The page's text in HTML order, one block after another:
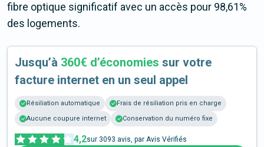
fibre optique significatif avec un accès pour 98,61%
des logements.
Jusqu’à 360€ d’économies sur votre
facture internet en un seul appel
Résiliation automatique
Frais de résiliation pris en charge
Aucune coupure internet
Conservation du numéro fixe
4,2sur 3093 avis, par Avis Vérifiés